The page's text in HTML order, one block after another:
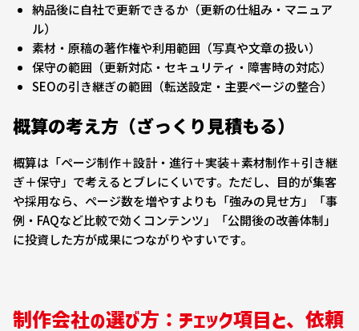
納品後に自社で更新できるか（更新の仕組み・マニュア
ル）
素材・原稿の著作権や利用範囲（写真や文章の扱い）
保守の範囲（更新対応・セキュリティ・障害時の対応）
SEOの引き継ぎの範囲（転送設定・主要ページの整合）
概算の考え方（ざっくり見積もる）
概算は「ページ制作＋設計・進行＋実装＋素材制作＋引き継
ぎ＋保守」で考えるとブレにくいです。ただし、目的が集客
や採用なら、ページ数を増やすよりも「強みの見せ方」「事
例・FAQなど比較で効くコンテンツ」「公開後の改善体制」
に投資した方が成果につながりやすいです。
制作会社の選び方：チェック項目と、依頼